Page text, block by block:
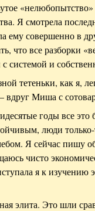
Я смотрела
ему совершенно в
что все разборки
системой и
тетеньки, как я,
Миша с
годы все
люди
Я сейчас пишу
чисто
я к
элита. Это шли